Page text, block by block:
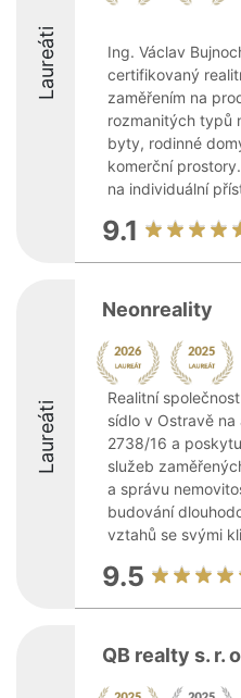
Laureáti
Ing. Václav
certifikovaný
zaměřením na
rozmanitých typů
byty, rodinné
komerční
na individuální
9.1
Laureáti
Neonreality
Realitní
sídlo v Ostravě
2738/16 a
služeb
a správu
budování
vztahů se svými
9.5
QB realty s. r.